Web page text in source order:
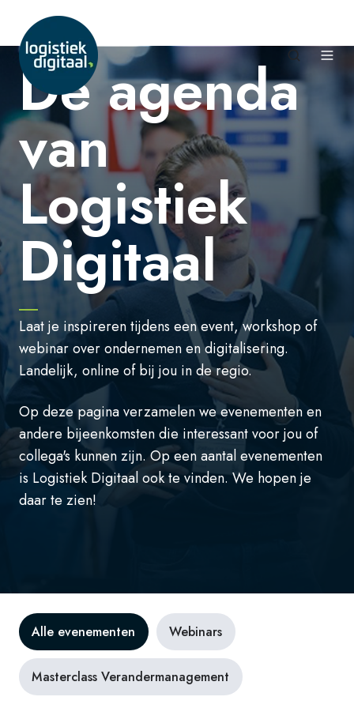
De agenda
van
Logistiek
Digitaal
Laat je inspireren tijdens een event, workshop of
webinar over ondernemen en digitalisering.
Landelijk, online of bij jou in de regio.
Op deze pagina verzamelen we evenementen en
andere bijeenkomsten die interessant voor jou of
collega's kunnen zijn. Op een aantal evenementen
is Logistiek Digitaal ook te vinden. We hopen je
daar te zien!
Alle evenementen Webinars
Masterclass Verandermanagement